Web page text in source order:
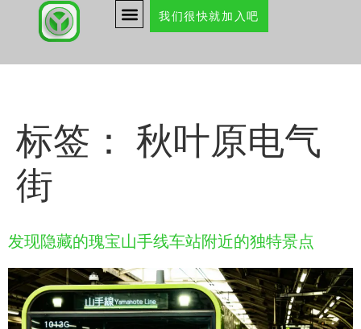
我们很快就加入吧
标签： 秋叶原电气
街
发现隐藏的瑰宝山手线车站附近的独特景点